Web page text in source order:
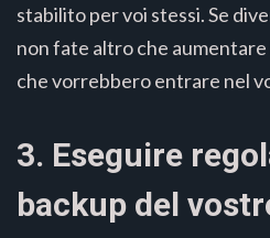
stabilito per voi stessi. Se
non fate altro che
che vorrebbero entrare nel
3. Eseguire
backup del